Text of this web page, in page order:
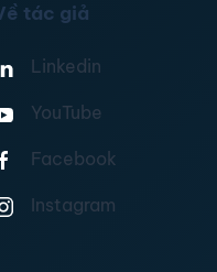
tác giả
Linkedin
YouTube
Facebook
Instagram